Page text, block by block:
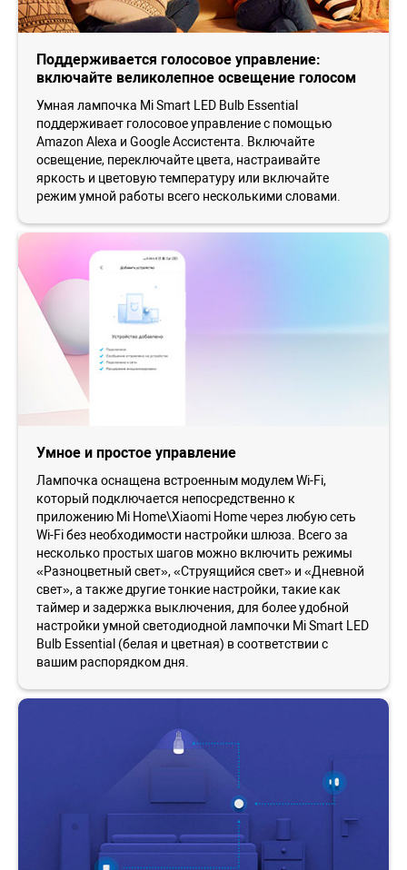
Поддерживается голосовое управление:
включайте великолепное освещение голосом
Умная лампочка Mi Smart LED Bulb Essential
поддерживает голосовое управление с помощью
Amazon Alexa и Google Ассистента. Включайте
освещение, переключайте цвета, настраивайте
яркость и цветовую температуру или включайте
режим умной работы всего несколькими словами.
Умное и простое управление
Лампочка оснащена встроенным модулем Wi-Fi,
который подключается непосредственно к
приложению Mi Home\Xiaomi Home через любую сеть
Wi-Fi без необходимости настройки шлюза. Всего за
несколько простых шагов можно включить режимы
«Разноцветный свет», «Струящийся свет» и «Дневной
свет», а также другие тонкие настройки, такие как
таймер и задержка выключения, для более удобной
настройки умной светодиодной лампочки Mi Smart LED
Bulb Essential (белая и цветная) в соответствии с
вашим распорядком дня.